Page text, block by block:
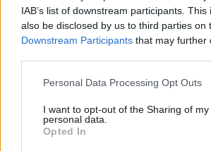
IAB’s list of downstream participants.
also be disclosed by us to third parties on
Downstream Participants that may further
Personal Data Processing Opt Outs
I want to opt-out of the Sharing of my
personal data.
Opted In
Vorheriger Artikel
PlayStation 5 Pro:
Spezifikationen und
RELATED ARTICLES